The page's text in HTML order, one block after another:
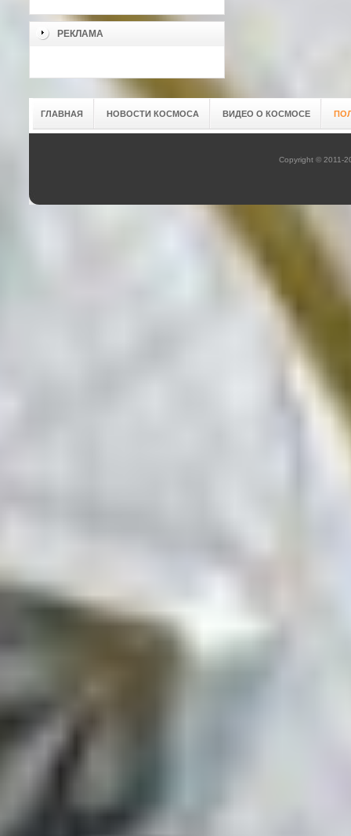
РЕКЛАМА
ГЛАВНАЯ НОВОСТИ КОСМОСА ВИДЕО О КОСМОСЕ
Copyright © 2011-